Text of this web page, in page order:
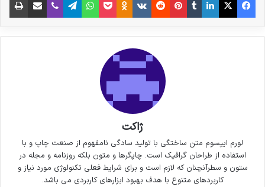
ژاکت
لورم ایپسوم متن ساختگی با تولید سادگی نامفهوم از صنعت چاپ و با
استفاده از طراحان گرافیک است. چاپگرها و متون بلکه روزنامه و مجله در
ستون و سطرآنچنان که لازم است و برای شرایط فعلی تکنولوژی مورد نیاز و
کاربردهای متنوع با هدف بهبود ابزارهای کاربردی می باشد.